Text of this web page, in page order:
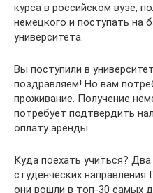
курса в российском вузе,
немецкого и поступать на
университета.
Вы поступили в
поздравляем! Но вам
проживание. Получение
потребует подтвердить
оплату аренды.
Куда поехать учиться?
студенческих
они вошли в топ-30 самых